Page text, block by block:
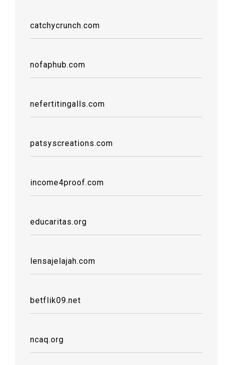
catchycrunch.com
nofaphub.com
nefertitingalls.com
patsyscreations.com
income4proof.com
educaritas.org
lensajelajah.com
betflik09.net
ncaq.org